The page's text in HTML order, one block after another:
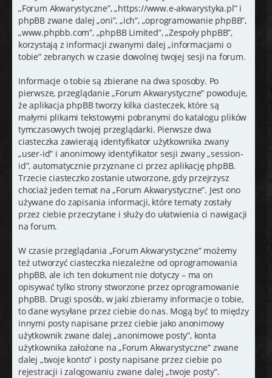
„Forum Akwarystyczne”, „https://www.e-akwarystyka.pl” i
phpBB zwane dalej „oni”, „ich”, „oprogramowanie phpBB”,
„www.phpbb.com”, „phpBB Limited”, „Zespoły phpBB”,
korzystają z informacji zwanymi dalej „informacjami o
tobie” zebranych w czasie dowolnej twojej sesji na forum.
Informacje o tobie są zbierane na dwa sposoby. Po
pierwsze, przeglądanie „Forum Akwarystyczne” powoduje,
że aplikacja phpBB tworzy kilka ciasteczek, które są
małymi plikami tekstowymi pobranymi do katalogu plików
tymczasowych twojej przeglądarki. Pierwsze dwa
ciasteczka zawierają identyfikator użytkownika zwany
„user-id” i anonimowy identyfikator sesji zwany „session-
id”, automatycznie przyznane ci przez aplikację phpBB.
Trzecie ciasteczko zostanie utworzone, gdy przejrzysz
chociaż jeden temat na „Forum Akwarystyczne”. Jest ono
używane do zapisania informacji, które tematy zostały
przez ciebie przeczytane i służy do ułatwienia ci nawigacji
na forum.
W czasie przeglądania „Forum Akwarystyczne” możemy
też utworzyć ciasteczka niezależne od oprogramowania
phpBB, ale ich ten dokument nie dotyczy – ma on
opisywać tylko strony stworzone przez oprogramowanie
phpBB. Drugi sposób, w jaki zbieramy informacje o tobie,
to dane wysyłane przez ciebie do nas. Mogą być to między
innymi posty napisane przez ciebie jako anonimowy
użytkownik zwane dalej „anonimowe posty”, konta
użytkownika założone na „Forum Akwarystyczne” zwane
dalej „twoje konto” i posty napisane przez ciebie po
rejestracji i zalogowaniu zwane dalej „twoje posty”.